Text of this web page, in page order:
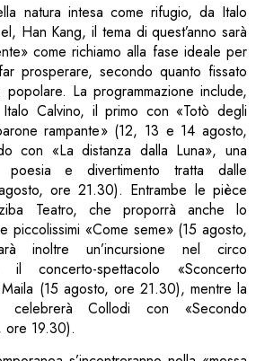
natura intesa come rifugio, da Italo
Han Kang, il tema di quest’anno sarà
come richiamo alla fase ideale per
prosperare, secondo quanto fissato
popolare. La programmazione include,
Calvino, il primo con «Totò degli
rampante» (12, 13 e 14 agosto,
con «La distanza dalla Luna», una
e divertimento tratta dalle
ore 21.30). Entrambe le pièce
Teatro, che proporrà anche lo
piccolissimi «Come seme» (15 agosto,
inoltre un’incursione nel circo
il concerto-spettacolo «Sconcerto
(15 agosto, ore 21.30), mentre la
celebrerà Collodi con «Secondo
ore 19.30).